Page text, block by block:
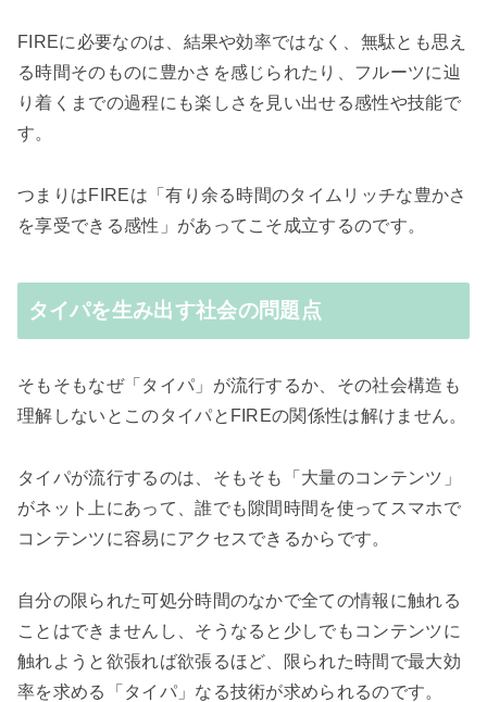
FIREに必要なのは、結果や効率ではなく、無駄とも思え
る時間そのものに豊かさを感じられたり、 フルーツに辿
り着くまでの過程にも楽しさを見い出せる感性や技能で
す。
つまりはFIREは 「有り余る時間のタイムリッチな豊かさ
を享受できる感性」があってこそ成立するのです。
タイパを生み出す社会の問題点
そもそもなぜ「タイパ」が流行するか、その社会構造も
理解しないとこのタイパとFIREの関係性は解けません。
タイパが流行するのは、そもそも「大量のコンテンツ」
がネット上にあって、誰でも隙間時間を使ってスマホで
コンテンツに容易にアクセスできるからです。
自分の限られた可処分時間のなかで全ての情報に触れる
ことはできませんし、そうなると少しでもコンテンツに
触れようと欲張れば欲張るほど、限られた時間で最大効
率を求める「タイパ」なる技術が求められるのです。